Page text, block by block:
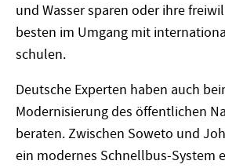
und Wasser sparen oder ihre
besten im Umgang mit
schulen.
Deutsche Experten haben auch
Modernisierung des öffentlichen
beraten. Zwischen Soweto und
ein modernes Schnellbus-System